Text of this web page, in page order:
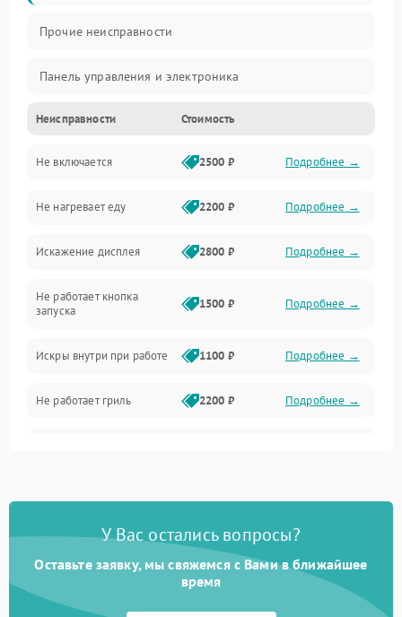
Прочие неисправности
Панель управления и электроника
Дверца и корпус
Механика и внутренние элементы
Механические повреждения
Питание и запуск
Нагрев и приготовление
Программное обеспечение
Неисправности Стоимость
Не включается 2500 ₽ Подробнее →
Не нагревает еду 2200 ₽ Подробнее →
Искажение дисплея 2800 ₽ Подробнее →
Не работает кнопка
запуска
1500 ₽ Подробнее →
Искры внутри при работе 1100 ₽ Подробнее →
Не работает гриль 2200 ₽ Подробнее →
Появление запаха гари 2400 ₽ Подробнее →
Проблемы с вентилятором 2000 ₽
Поломка системы
охлаждения
Подробнее →
У Вас остались вопросы?
Оставьте заявку, мы свяжемся с Вами в ближайшее
время